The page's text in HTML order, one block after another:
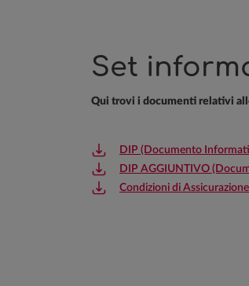
Set
Qui trovi i documenti relativi
DIP (Documento
DIP AGGIUNTIVO
Condizioni di